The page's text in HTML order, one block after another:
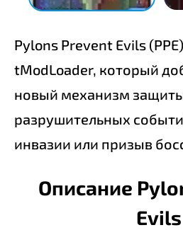
Pylons Prevent Evils
tModLoader, который
новый механизм
разрушительных
инвазии или призыв
Описание
Evils